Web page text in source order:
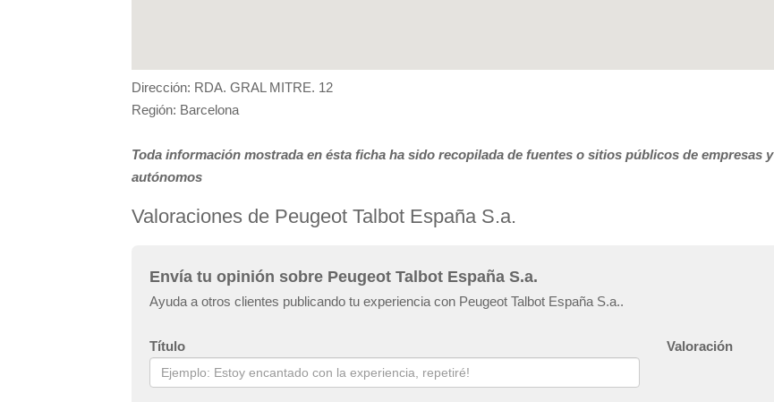
Dirección: RDA. GRAL MITRE. 12
Región: Barcelona
Toda información mostrada en ésta ficha ha sido recopilada de fuentes o sitios públicos de empresas y
autónomos
Valoraciones de Peugeot Talbot España S.a.
Envía tu opinión sobre Peugeot Talbot España S.a.
Ayuda a otros clientes publicando tu experiencia con Peugeot Talbot España S.a..
Título Valoración